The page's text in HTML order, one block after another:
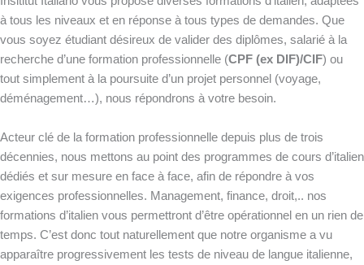
à tous les niveaux et en réponse à tous types de demandes. Que
vous soyez étudiant désireux de valider des diplômes, salarié à la
recherche d’une formation professionnelle (CPF (ex DIF)/CIF) ou
tout simplement à la poursuite d’un projet personnel (voyage,
déménagement…), nous répondrons à votre besoin.
Acteur clé de la formation professionnelle depuis plus de trois
décennies, nous mettons au point des programmes de cours d’italien
dédiés et sur mesure en face à face, afin de répondre à vos
exigences professionnelles. Management, finance, droit,.. nos
formations d’italien vous permettront d’être opérationnel en un rien de
temps. C’est donc tout naturellement que notre organisme a vu
apparaître progressivement les tests de niveau de langue italienne,